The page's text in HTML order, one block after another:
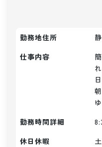
勤務地住所
仕事内容
勤務時間詳細
休日休暇